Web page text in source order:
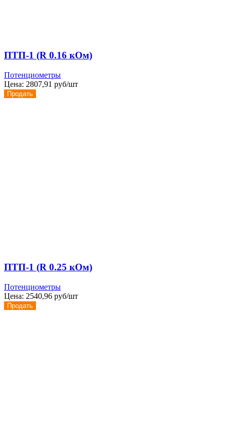
ПТП-1 (R 0.16 кОм)
Потенциометры
Цена: 2807,91 руб/шт
Продать
ПТП-1 (R 0.25 кОм)
Потенциометры
Цена: 2540,96 руб/шт
Продать